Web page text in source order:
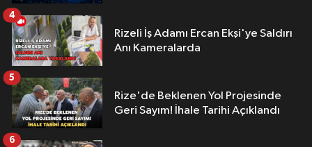
Rizeli İş Adamı Ercan Ekşi'ye Saldırı
Anı Kameralarda
4
Rize'de Beklenen Yol Projesinde
Geri Sayım! İhale Tarihi Açıklandı
5
6